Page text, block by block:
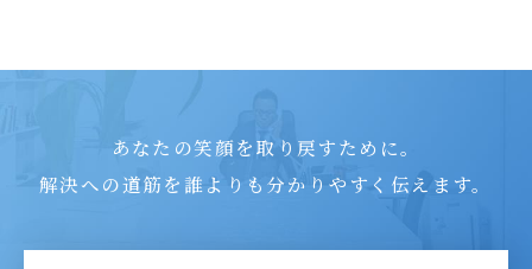
あなたの笑顔を取り戻すために。
解決への道筋を誰よりも分かりやすく伝えます。